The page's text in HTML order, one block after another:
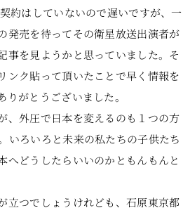
約はしていないので遅いですが、一
発売を待ってその衛星放送出演者が
事を見ようかと思っていました。そ
ンク貼って頂いたことで早く情報を
りがとうございました。
、外圧で日本を変えるのも１つの方
いろいろと未来の私たちの子供たち
へどうしたらいいのかともんもんと
立つでしょうけれども、石原東京都